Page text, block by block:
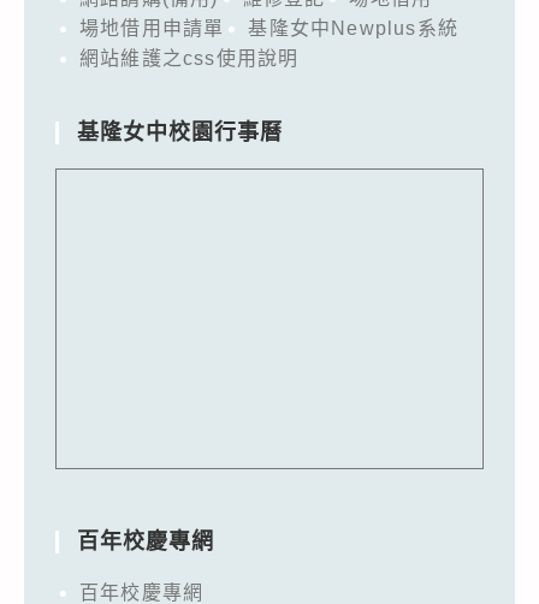
場地借用申請單
基隆女中Newplus系統
網站維護之css使用說明
基隆女中校園行事曆
百年校慶專網
百年校慶專網